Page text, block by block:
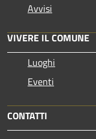
Avvisi
VIVERE IL COMUNE
Luoghi
Eventi
CONTATTI